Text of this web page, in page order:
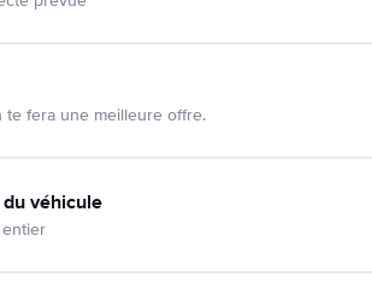
te fera une meilleure offre.
véhicule